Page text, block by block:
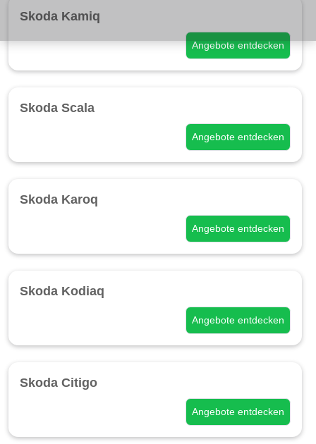
Skoda Kamiq
Angebote entdecken
Skoda Scala
Angebote entdecken
Skoda Karoq
Angebote entdecken
Skoda Kodiaq
Angebote entdecken
Skoda Citigo
Angebote entdecken